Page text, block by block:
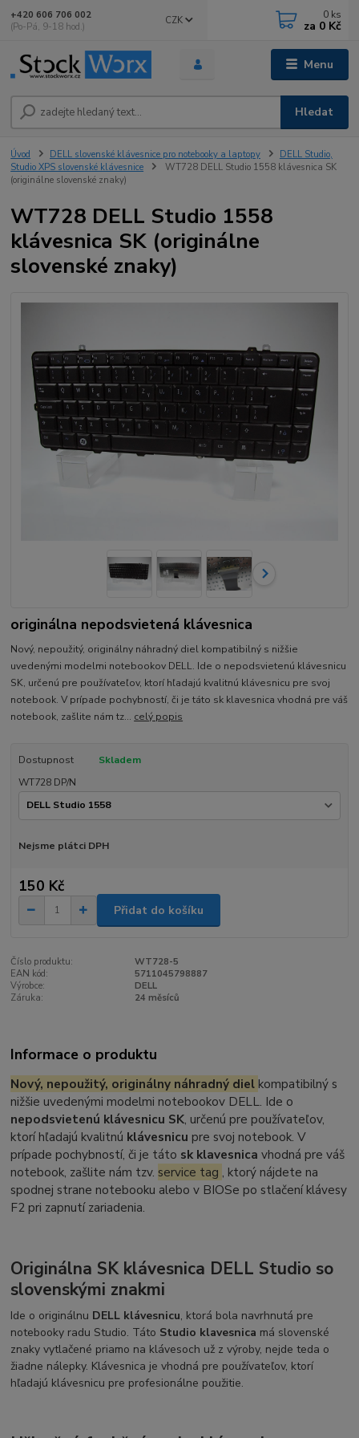
Menu
CZK
Hledat
+420 606 706 002
(Po-Pá, 9-18 hod.)
0 ks
za 0 Kč
Úvod DELL slovenské klávesnice pro notebooky a laptopy
DELL Studio,
Studio XPS slovenské klávesnice
WT728 DELL Studio 1558 klávesnica SK
(originálne slovenské znaky)
WT728 DELL Studio 1558
klávesnica SK (originálne
slovenské znaky)
originálna nepodsvietená klávesnica
Nový, nepoužitý, originálny náhradný diel kompatibilný s nižšie
uvedenými modelmi notebookov DELL. Ide o nepodsvietenú klávesnicu
SK, určenú pre používateľov, ktorí hľadajú kvalitnú klávesnicu pre svoj
notebook. V prípade pochybností, či je táto sk klavesnica vhodná pre váš
notebook, zašlite nám tz... celý popis
Dostupnost
Skladem
WT728 DP/N
Nejsme plátci DPH
150 Kč
Přidat do košíku
Číslo produktu:
WT728-5
EAN kód:
5711045798887
Výrobce:
DELL
Záruka:
24 měsíců
Informace o produktu
Nový, nepoužitý, originálny náhradný diel kompatibilný s
nižšie uvedenými modelmi notebookov DELL. Ide o
nepodsvietenú klávesnicu SK, určenú pre používateľov,
ktorí hľadajú kvalitnú klávesnicu pre svoj notebook. V
prípade pochybností, či je táto sk klavesnica vhodná pre váš
notebook, zašlite nám tzv. service tag , ktorý nájdete na
spodnej strane notebooku alebo v BIOSe po stlačení klávesy
F2 pri zapnutí zariadenia.
Originálna SK klávesnica DELL Studio so
slovenskými znakmi
Ide o originálnu DELL klávesnicu, ktorá bola navrhnutá pre
notebooky radu Studio. Táto Studio klavesnica má slovenské
znaky vytlačené priamo na klávesoch už z výroby, nejde teda o
žiadne nálepky. Klávesnica je vhodná pre používateľov, ktorí
hľadajú klávesnicu pre profesionálne použitie.